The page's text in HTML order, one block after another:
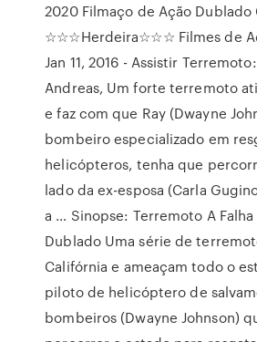
2020 Filmaço de Ação
☆☆☆Herdeira☆☆☆ Filmes de
Jan 11, 2016 - Assistir
Andreas, Um forte terremoto
e faz com que Ray (Dwayne
bombeiro especializado em
helicópteros, tenha que
lado da ex-esposa (Carla
a … Sinopse: Terremoto A
Dublado Uma série de
Califórnia e ameaçam todo o
piloto de helicóptero de
bombeiros (Dwayne Johnson)